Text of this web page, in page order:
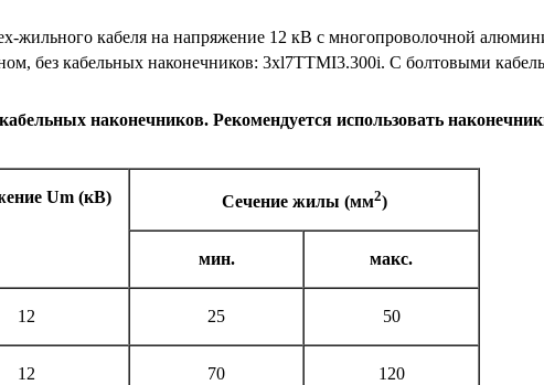
жильного кабеля на напряжение 12 кВ с многопроволочной
без кабельных наконечни­ков: 3xl7TTMI3.300i. С болтовыми
наконечников. Рекомендуется использовать
Um (кВ) Сечение жилы (мм2)
мин. макс.
12 25 50
12 70 120